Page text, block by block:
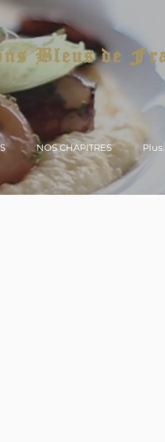
Bleus de
NOS CHAPITRES Plus...